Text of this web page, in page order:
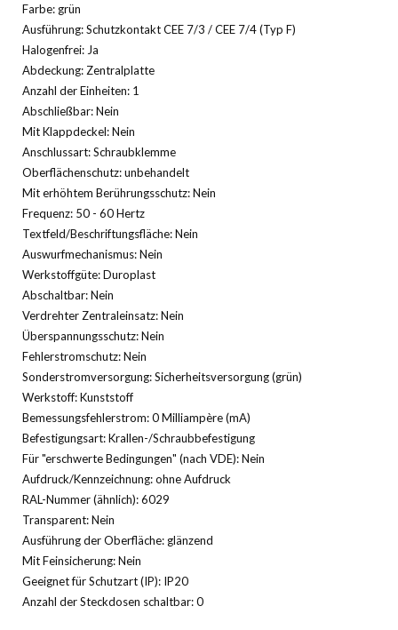
Farbe: grün
Ausführung: Schutzkontakt CEE 7/3 / CEE 7/4 (Typ F)
Halogenfrei: Ja
Abdeckung: Zentralplatte
Anzahl der Einheiten: 1
Abschließbar: Nein
Mit Klappdeckel: Nein
Anschlussart: Schraubklemme
Oberflächenschutz: unbehandelt
Mit erhöhtem Berührungsschutz: Nein
Frequenz: 50 - 60 Hertz
Textfeld/Beschriftungsfläche: Nein
Auswurfmechanismus: Nein
Werkstoffgüte: Duroplast
Abschaltbar: Nein
Verdrehter Zentraleinsatz: Nein
Überspannungsschutz: Nein
Fehlerstromschutz: Nein
Sonderstromversorgung: Sicherheitsversorgung (grün)
Werkstoff: Kunststoff
Bemessungsfehlerstrom: 0 Milliampère (mA)
Befestigungsart: Krallen-/Schraubbefestigung
Für "erschwerte Bedingungen" (nach VDE): Nein
Aufdruck/Kennzeichnung: ohne Aufdruck
RAL-Nummer (ähnlich): 6029
Transparent: Nein
Ausführung der Oberfläche: glänzend
Mit Feinsicherung: Nein
Geeignet für Schutzart (IP): IP20
Anzahl der Steckdosen schaltbar: 0